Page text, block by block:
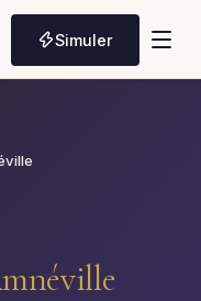
Simuler